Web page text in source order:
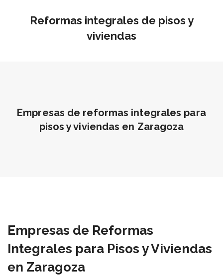
Reformas integrales de pisos y
viviendas
Empresas de reformas integrales para
pisos y viviendas en Zaragoza
Empresas de Reformas
Integrales para Pisos y Viviendas
en Zaragoza